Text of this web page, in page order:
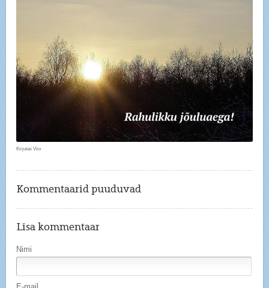
Kirjutas Viio
Kommentaarid puuduvad
Lisa kommentaar
Nimi